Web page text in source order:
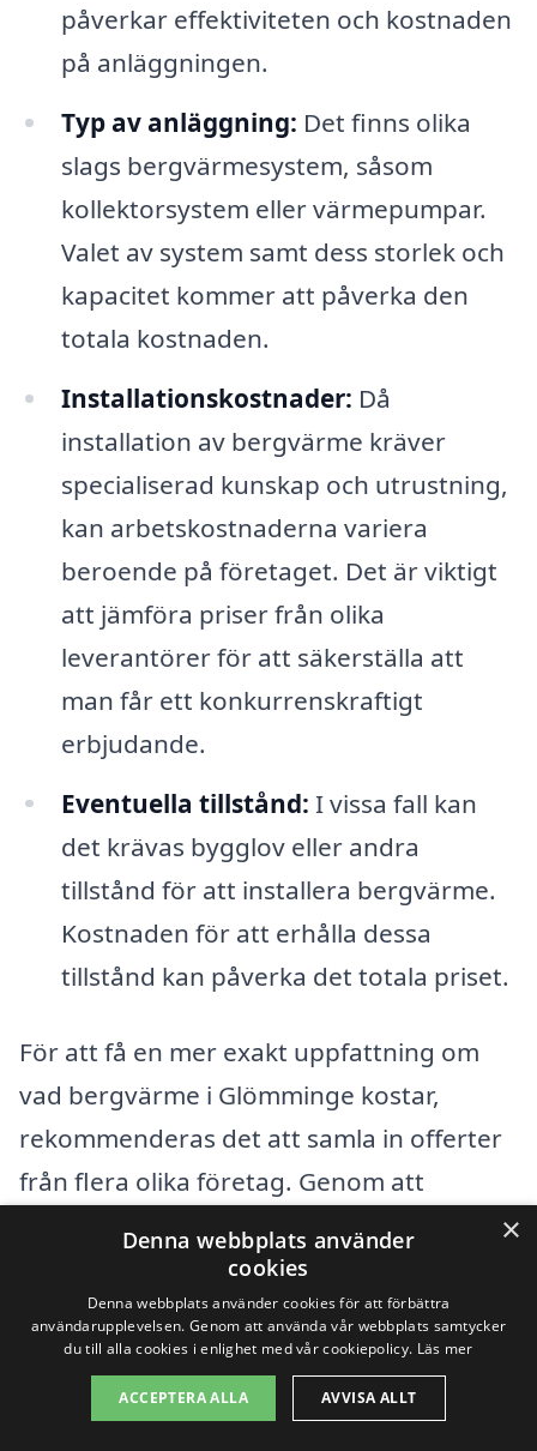
påverkar effektiviteten och kostnaden
på anläggningen.
Typ av anläggning: Det finns olika
slags bergvärmesystem, såsom
kollektorsystem eller värmepumpar.
Valet av system samt dess storlek och
kapacitet kommer att påverka den
totala kostnaden.
Installationskostnader: Då
installation av bergvärme kräver
specialiserad kunskap och utrustning,
kan arbetskostnaderna variera
beroende på företaget. Det är viktigt
att jämföra priser från olika
leverantörer för att säkerställa att
man får ett konkurrenskraftigt
erbjudande.
Eventuella tillstånd: I vissa fall kan
det krävas bygglov eller andra
tillstånd för att installera bergvärme.
Kostnaden för att erhålla dessa
tillstånd kan påverka det totala priset.
För att få en mer exakt uppfattning om
vad bergvärme i Glömminge kostar,
rekommenderas det att samla in offerter
från flera olika företag. Genom att
använda plattformen xn--bergvrme-
kostnad-znb.se kan du enkelt jämföra
priser och tjänster från olika aktörer i ditt
lokala område. Att göra en noggrann
jämförelse av kostnader och tjänster från
×
Denna webbplats använder
cookies
Denna webbplats använder cookies för att förbättra
användarupplevelsen. Genom att använda vår webbplats samtycker
du till alla cookies i enlighet med vår cookiepolicy. Läs mer
ACCEPTERA ALLA AVVISA ALLT